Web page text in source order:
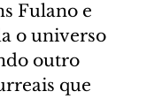
Fulano e
o universo
outro
que